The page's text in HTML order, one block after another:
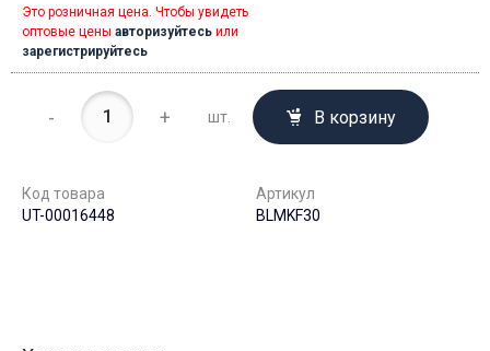
Это розничная цена. Чтобы увидеть
оптовые цены авторизуйтесь или
зарегистрируйтесь
- + шт. В корзину
Код товара
UT-00016448
Артикул
BLMKF30